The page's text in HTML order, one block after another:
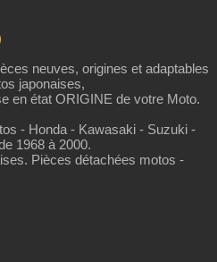
neuves, origines et adaptables
japonaises,
en état ORIGINE de votre Moto.
- Honda - Kawasaki - Suzuki -
1968 à 2000.
Pièces détachées motos -